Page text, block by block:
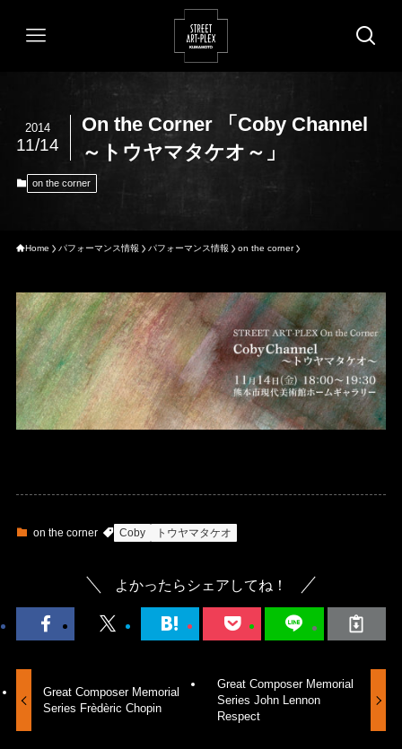
On the Corner 「Coby Channel
～トウヤマタケオ～」
2014
11/14
on the corner
Home パフォーマンス情報 パフォーマンス情報 on the corner
on the corner Coby トウヤマタケオ
よかったらシェアしてね！
Great Composer Memorial
Series Frèdèric Chopin
Great Composer Memorial
Series John Lennon
Respect